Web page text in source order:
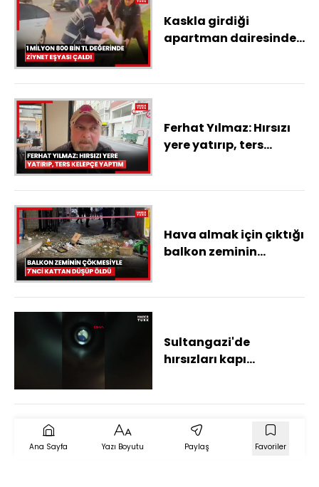
Kaskla girdiği
apartman dairesinden
eşyası çaldı
Ferhat Yılmaz: Hırsızı
yere yatırıp, ters
Hava almak için çıktığı
balkon zeminin
Sultangazi'de
hırsızları kapı
kaydetti
Ana Sayfa Yazı Boyutu Paylaş Favoriler